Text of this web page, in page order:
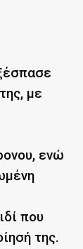
με
ενώ
που
της.